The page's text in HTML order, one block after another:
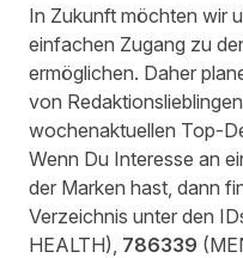
In Zukunft möchten wir
einfachen Zugang zu
ermöglichen. Daher
von
wochenaktuellen Top-
Wenn Du Interesse an
der Marken hast, dann
Verzeichnis unter den
HEALTH), 786339